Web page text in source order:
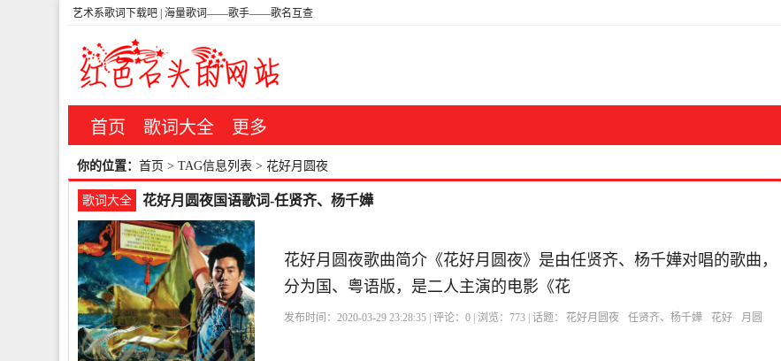
艺术系歌词下载吧 | 海量歌词——歌手——歌名互查
首页 歌词大全 更多
你的位置： 首页 > TAG信息列表 > 花好月圆夜
歌词大全 花好月圆夜国语歌词-任贤齐、杨千嬅
花好月圆夜歌曲简介《花好月圆夜》是由任贤齐、杨千嬅对唱的歌曲，
分为国、粤语版，是二人主演的电影《花
发布时间：2020-03-29 23:28:35 | 评论：0 | 浏览： 773 | 话题： 花好月圆夜 任贤齐、杨千嬅 花好
月圆